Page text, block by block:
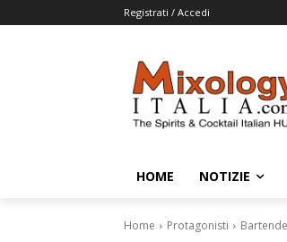
Registrati / Accedi
HOME NOTIZIE
Home Protagonisti